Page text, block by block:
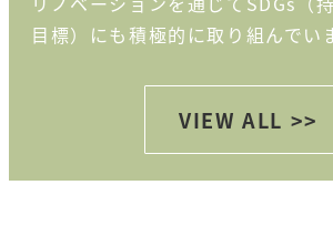
目標）にも積極的に取り組んでい
VIEW ALL >>